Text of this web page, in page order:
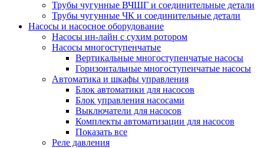
Трубы чугунные ВЧШГ и соединительные детали
Трубы чугунные ЧК и соединительные детали
Насосы и насосное оборудование
Насосы ин-лайн с сухим ротором
Насосы многоступенчатые
Вертикальные многоступенчатые насосы
Горизонтальные многоступенчатые насосы
Автоматика и шкафы управления
Блок автоматики для насосов
Блок управления насосами
Выключатели для насосов
Комплекты автоматизации для насосов
Показать все
Реле давления